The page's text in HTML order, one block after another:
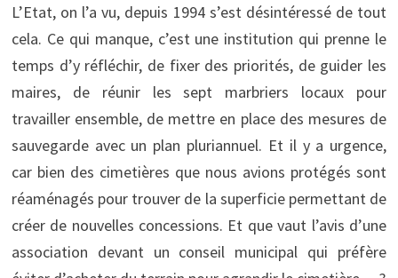
L’Etat, on l’a vu, depuis 1994 s’est désintéressé de tout
cela. Ce qui manque, c’est une institution qui prenne le
temps d’y réfléchir, de fixer des priorités, de guider les
maires, de réunir les sept marbriers locaux pour
travailler ensemble, de mettre en place des mesures de
sauvegarde avec un plan pluriannuel. Et il y a urgence,
car bien des cimetières que nous avions protégés sont
réaménagés pour trouver de la superficie permettant de
créer de nouvelles concessions. Et que vaut l’avis d’une
association devant un conseil municipal qui préfère